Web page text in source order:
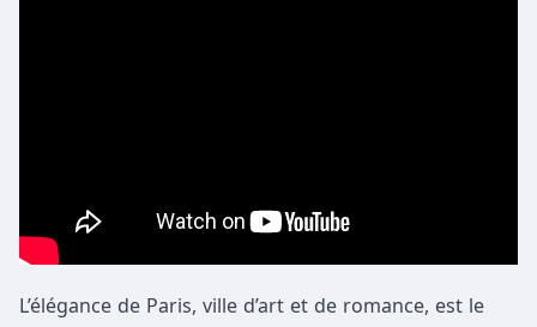
L’élégance de Paris, ville d’art et de romance, est le